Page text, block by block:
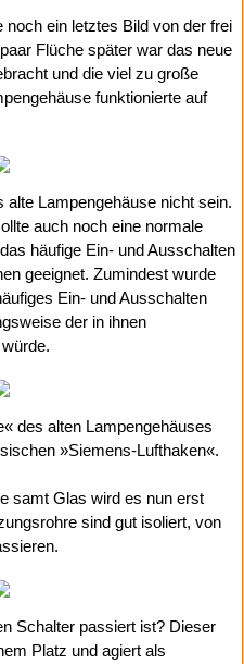
ein letztes Bild von der frei
Flüche später war das neue
und die viel zu große
funktionierte auf
alte Lampengehäuse nicht sein.
auch noch eine normale
häufige Ein- und Ausschalten
geeignet. Zumindest wurde
Ein- und Ausschalten
der in ihnen
des alten Lampengehäuses
»Siemens-Lufthaken«.
samt Glas wird es nun erst
sind gut isoliert, von
Schalter passiert ist? Dieser
Platz und agiert als